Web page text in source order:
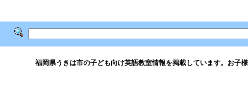
福岡県うきは市の子ども向け英語教室情報を掲載しています。お子